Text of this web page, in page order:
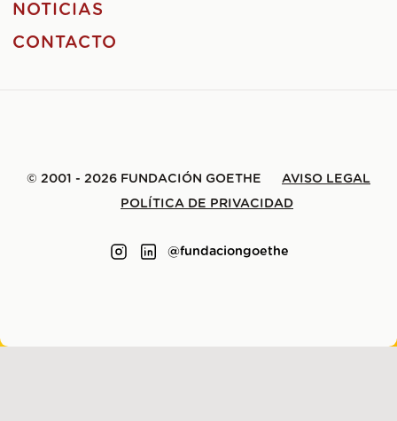
NOTICIAS
CONTACTO
© 2001 - 2026 FUNDACIÓN GOETHE
AVISO LEGAL
POLÍTICA DE PRIVACIDAD
@fundaciongoethe